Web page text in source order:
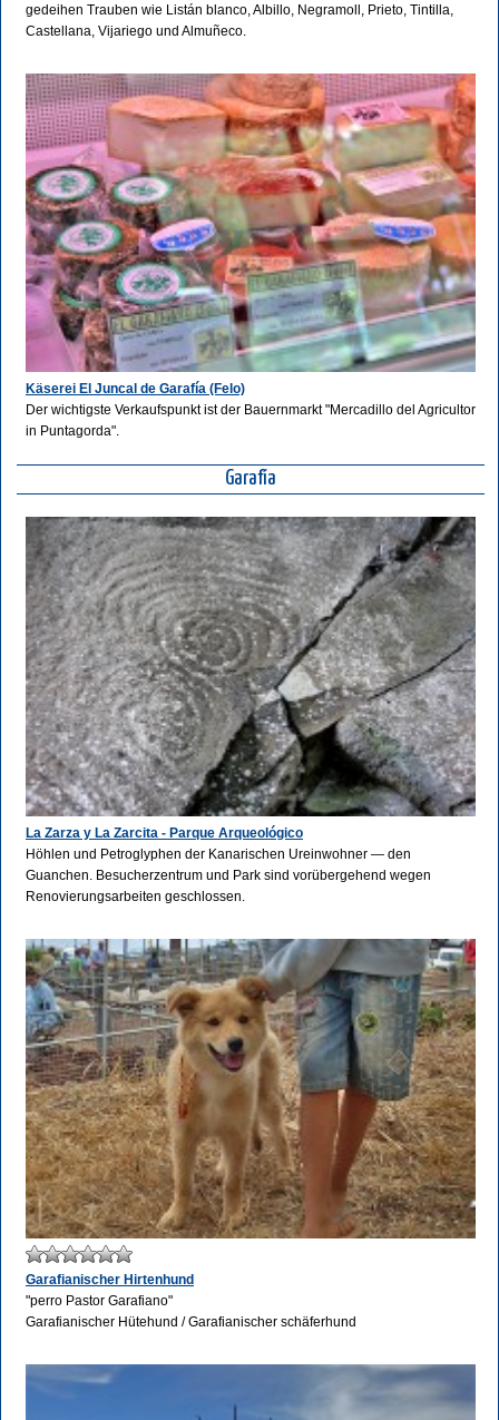
gedeihen Trauben wie Listán blanco, Albillo, Negramoll, Prieto, Tintilla,
Castellana, Vijariego und Almuñeco.
Käserei El Juncal de Garafía (Felo)
Der wichtigste Verkaufspunkt ist der Bauernmarkt "Mercadillo del Agricultor
in Puntagorda".
Garafía
La Zarza y La Zarcita - Parque Arqueológico
Höhlen und Petroglyphen der Kanarischen Ureinwohner — den
Guanchen. Besucherzentrum und Park sind vorübergehend wegen
Renovierungsarbeiten geschlossen.
Garafianischer Hirtenhund
"perro Pastor Garafiano"
Garafianischer Hütehund / Garafianischer schäferhund